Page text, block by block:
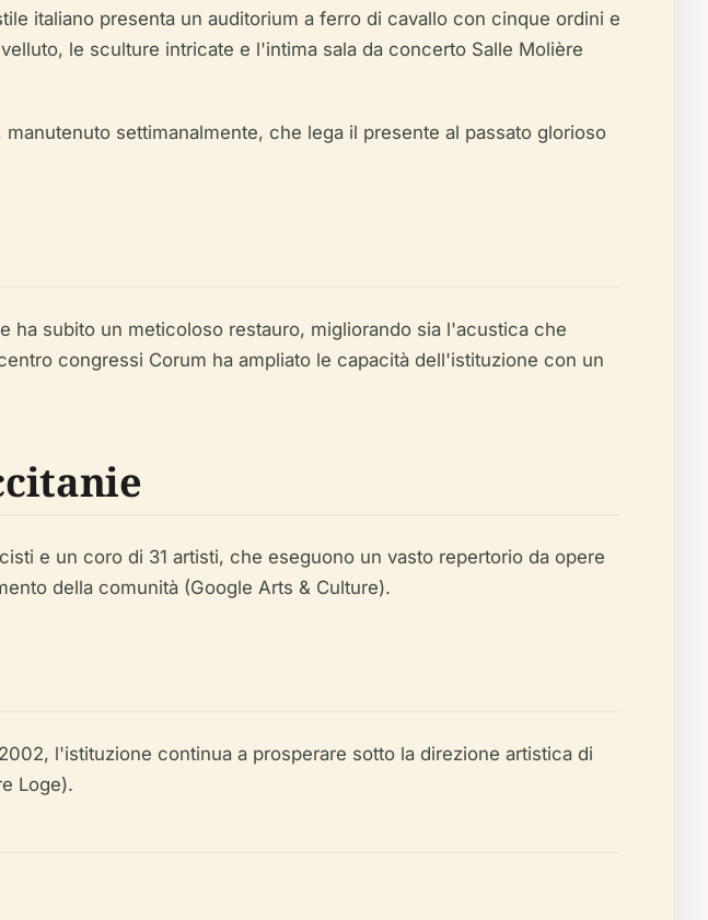
italiano presenta un auditorium a ferro di cavallo con cinque ordini e
le sculture intricate e l'intima sala da concerto Salle Molière
settimanalmente, che lega il presente al passato glorioso
ha subito un meticoloso restauro, migliorando sia l'acustica che
congressi Corum ha ampliato le capacità dell'istituzione con un
e un coro di 31 artisti, che eseguono un vasto repertorio da opere
della comunità (Google Arts & Culture).
l'istituzione continua a prosperare sotto la direzione artistica di
Loge).